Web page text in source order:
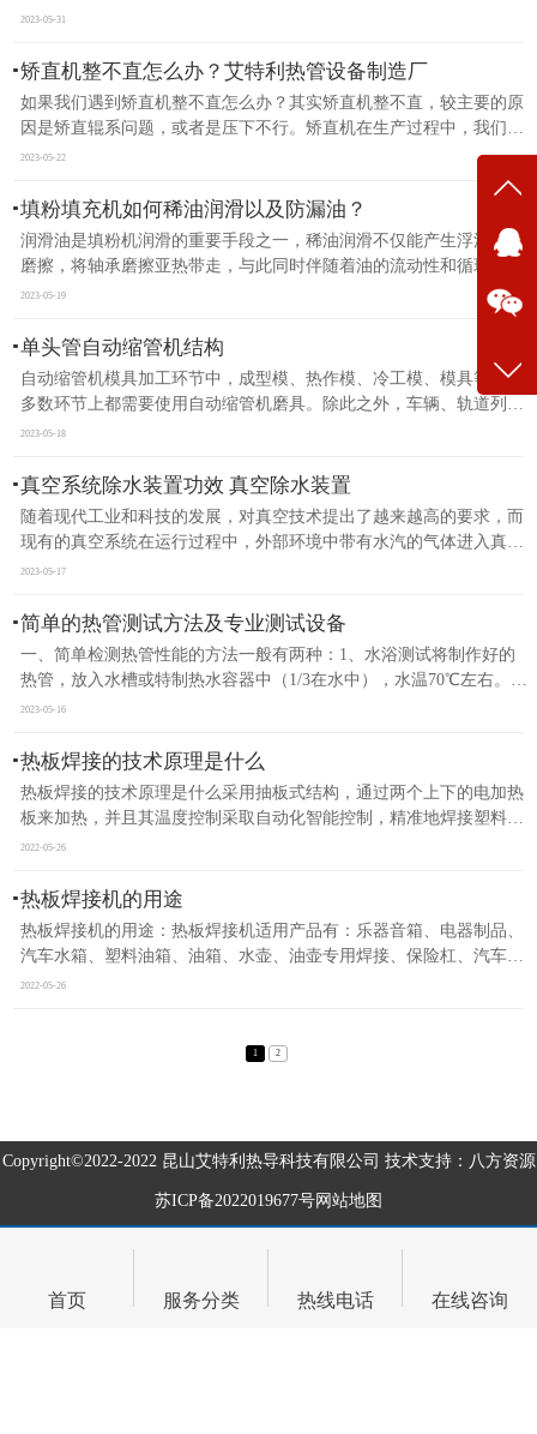
得、封口测试等主要过程。一、管子清洗清洗的目的在于确保工作液
2023-05-31
矫直机整不直怎么办？艾特利热管设备制造厂
如果我们遇到矫直机整不直怎么办？其实矫直机整不直，较主要的原
因是矫直辊系问题，或者是压下不行。矫直机在生产过程中，我们需
要对矫直后的钢管进行检查和测量，其主要内容有：(1)钢管的外径、
2023-05-22
填粉填充机如何稀油润滑以及防漏油？
润滑油是填粉机润滑的重要手段之一，稀油润滑不仅能产生浮油减少
磨擦，将轴承磨擦亚热带走，与此同时伴随着油的流动性和循环系
统，将滚动轴承室内金属材料磨砂颗粒和杂物带去并冲干净，具有润
化、缓解磨擦、减少损坏、降低易耗配件损坏、减少功率损耗和增
加..
2023-05-19
单头管自动缩管机结构
自动缩管机模具加工环节中，成型模、热作模、冷工模、模具等绝大
多数环节上都需要使用自动缩管机磨具。除此之外，车辆、轨道列
车、一般机械加工行业、及近些年慢慢扩张使用量的家具制造业早已
是..
2023-05-18
真空系统除水装置功效 真空除水装置
随着现代工业和科技的发展，对真空技术提出了越来越高的要求，而
现有的真空系统在运行过程中，外部环境中带有水汽的气体进入真空
系统内或真空系统本身产生带有水汽的气体，这些水汽在真空系统内
2023-05-17
简单的热管测试方法及专业测试设备
一、简单检测热管性能的方法一般有两种：1、水浴测试将制作好的
热管，放入水槽或特制热水容器中（1/3在水中），水温70℃左右。用
手碰触另外一头，感觉温度的变化，如果很快就感觉到烫手，说明热
2023-05-16
热板焊接的技术原理是什么
热板焊接的技术原理是什么采用抽板式结构，通过两个上下的电加热
板来加热，并且其温度控制采取自动化智能控制，精准地焊接塑料
件。焊接时将塑料工件由人工或机械手将其置于上下热板中间的下热
段..
2022-05-26
热板焊接机的用途
热板焊接机的用途：热板焊接机适用产品有：乐器音箱、电器制品、
汽车水箱、塑料油箱、油箱、水壶、油壶专用焊接、保险杠、汽车仪
表盘、储电池、蓄电池、汽车车尾灯、汽车进气管、洗衣机塑料平衡
2022-05-26
1 2
Copyright©2022-2022 昆山艾特利热导科技有限公司 技术支持：八方资源
苏ICP备2022019677号网站地图
我
在
首页 服务分类 热线电话 在线咨询
测温机系列
除气机系列
超导热管